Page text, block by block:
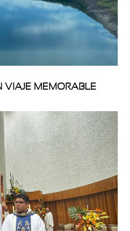
VIAJE MEMORABLE